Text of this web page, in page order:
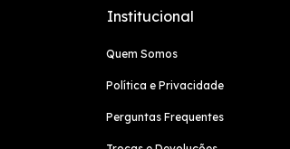
Institucional
Quem Somos
Política e Privacidade
Perguntas Frequentes